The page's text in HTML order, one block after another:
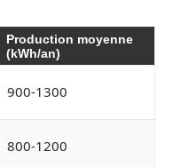
Production moyenne
(kWh/an)
900-1300
800-1200